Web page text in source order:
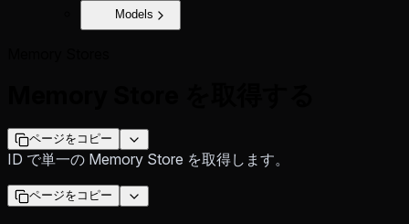
Models
ページをコピー
ID で単一の Memory Store を取得します。
ページをコピー